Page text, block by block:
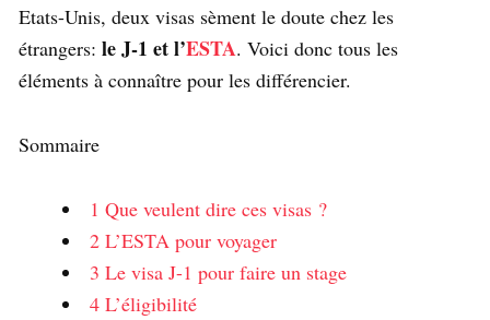
Etats-Unis, deux visas sèment le doute chez les
étrangers: le J-1 et l’ESTA. Voici donc tous les
éléments à connaître pour les différencier.
Sommaire
1 Que veulent dire ces visas ?
2 L’ESTA pour voyager
3 Le visa J-1 pour faire un stage
4 L’éligibilité